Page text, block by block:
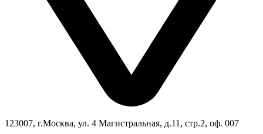
123007, г.Москва, ул. 4 Магистральная, д.11, стр.2, оф. 007